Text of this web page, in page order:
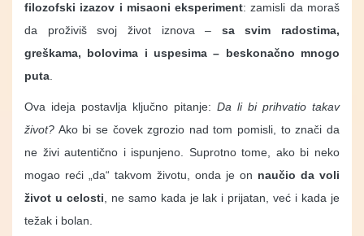
filozofski izazov i misaoni eksperiment: zamisli da moraš
da proživiš svoj život iznova – sa svim radostima,
greškama, bolovima i uspesima – beskonačno mnogo
puta
Ova ideja postavlja ključno pitanje: Da li bi prihvatio takav
život? Ako bi se čovek zgrozio nad tom pomisli, to znači da
ne živi autentično i ispunjeno. Suprotno tome, ako bi neko
mogao reći „da“ takvom životu, onda je on naučio da voli
život u celosti , ne samo kada je lak i prijatan, već i kada je
težak i bolan.